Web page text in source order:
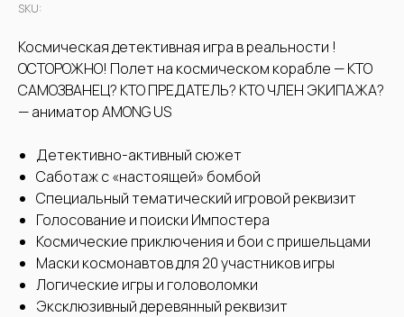
SKU:
Космическая детективная игра в реальности !
ОСТОРОЖНО! Полет на космическом корабле — КТО
САМОЗВАНЕЦ? КТО ПРЕДАТЕЛЬ? КТО ЧЛЕН ЭКИПАЖА?
— аниматор AMONG US
Детективно-активный сюжет
Саботаж с «настоящей» бомбой
Специальный тематический игровой реквизит
Голосование и поиски Импостера
Космические приключения и бои с пришельцами
Маски космонавтов для 20 участников игры
Логические игры и головоломки
Эксклюзивный деревянный реквизит